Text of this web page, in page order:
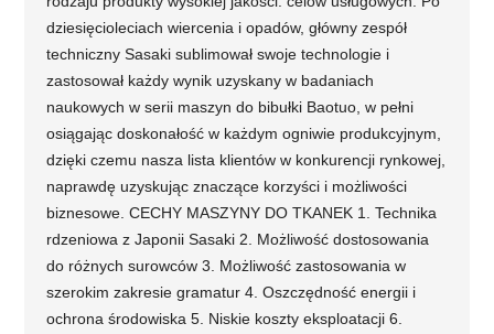
dziesięcioleciach wiercenia i opadów, główny zespół
techniczny Sasaki sublimował swoje technologie i
zastosował każdy wynik uzyskany w badaniach
naukowych w serii maszyn do bibułki Baotuo, w pełni
osiągając doskonałość w każdym ogniwie produkcyjnym,
dzięki czemu nasza lista klientów w konkurencji rynkowej,
naprawdę uzyskując znaczące korzyści i możliwości
biznesowe. CECHY MASZYNY DO TKANEK 1. Technika
rdzeniowa z Japonii Sasaki 2. Możliwość dostosowania
do różnych surowców 3. Możliwość zastosowania w
szerokim zakresie gramatur 4. Oszczędność energii i
ochrona środowiska 5. Niskie koszty eksploatacji 6.